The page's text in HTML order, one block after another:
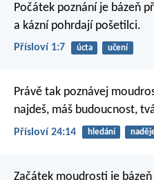
Počátek poznání je bázeň
a kázní pohrdají pošetilci.
Přísloví 1:7 úcta učení
Právě tak poznávej
najdeš, máš budoucnost,
Přísloví 24:14 hledání
Začátek moudrosti je